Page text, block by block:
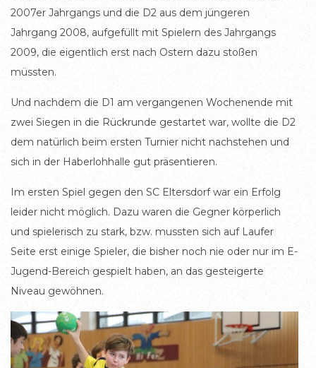
2007er Jahrgangs und die D2 aus dem jüngeren
Jahrgang 2008, aufgefüllt mit Spielern des Jahrgangs
2009, die eigentlich erst nach Ostern dazu stoßen
müssten.
Und nachdem die D1 am vergangenen Wochenende mit
zwei Siegen in die Rückrunde gestartet war, wollte die D2
dem natürlich beim ersten Turnier nicht nachstehen und
sich in der Haberlohhalle gut präsentieren.
Im ersten Spiel gegen den SC Eltersdorf war ein Erfolg
leider nicht möglich. Dazu waren die Gegner körperlich
und spielerisch zu stark, bzw. mussten sich auf Laufer
Seite erst einige Spieler, die bisher noch nie oder nur im E-
Jugend-Bereich gespielt haben, an das gesteigerte
Niveau gewöhnen.